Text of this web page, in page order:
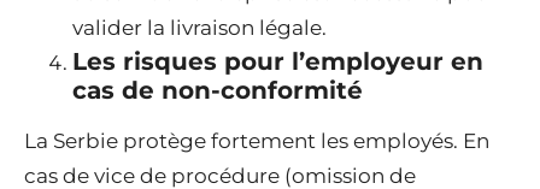
valider la livraison légale.
Les risques pour l’employeur en
cas de non-conformité
La Serbie protège fortement les employés. En
cas de vice de procédure (omission de